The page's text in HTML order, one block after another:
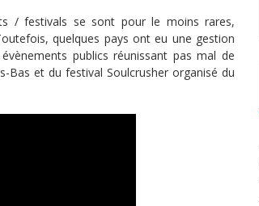
/ festivals se sont pour le moins rares,
quelques pays ont eu une gestion
publics réunissant pas mal de
Bas et du festival Soulcrusher organisé du